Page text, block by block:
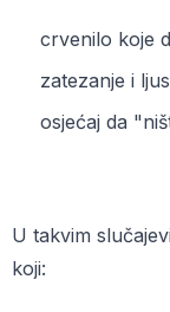
crvenilo koje
zatezanje i
osjećaj da
U takvim
koji: